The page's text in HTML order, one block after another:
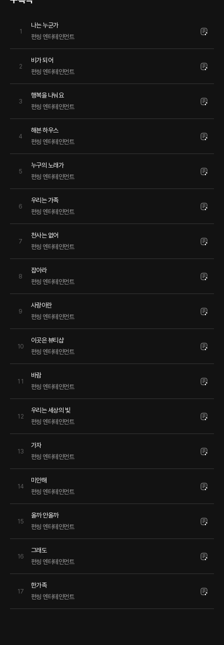
1
나는 누군가
펀씽 엔터테인먼트
2
비가 되어
펀씽 엔터테인먼트
3
행복을 나눠요
펀씽 엔터테인먼트
4
해븐 하우스
펀씽 엔터테인먼트
5
누구의 노래가
펀씽 엔터테인먼트
6
우리는 가족
펀씽 엔터테인먼트
7
천사는 없어
펀씽 엔터테인먼트
8
잡아라
펀씽 엔터테인먼트
9
사랑이란
펀씽 엔터테인먼트
10
이곳은 뷰티샵
펀씽 엔터테인먼트
11
바람
펀씽 엔터테인먼트
12
우리는 세상의 빛
펀씽 엔터테인먼트
13
가자
펀씽 엔터테인먼트
14
미안해
펀씽 엔터테인먼트
15
올까 안올까
펀씽 엔터테인먼트
16
그래도
펀씽 엔터테인먼트
17
한가족
펀씽 엔터테인먼트